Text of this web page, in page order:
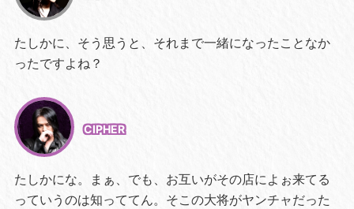
たしかに、そう思うと、それまで一緒になったことなか
ったですよね？
CIPHER
たしかにな。まぁ、でも、お互いがその店によぉ来てる
っていうのは知っててん。そこの大将がヤンチャだった